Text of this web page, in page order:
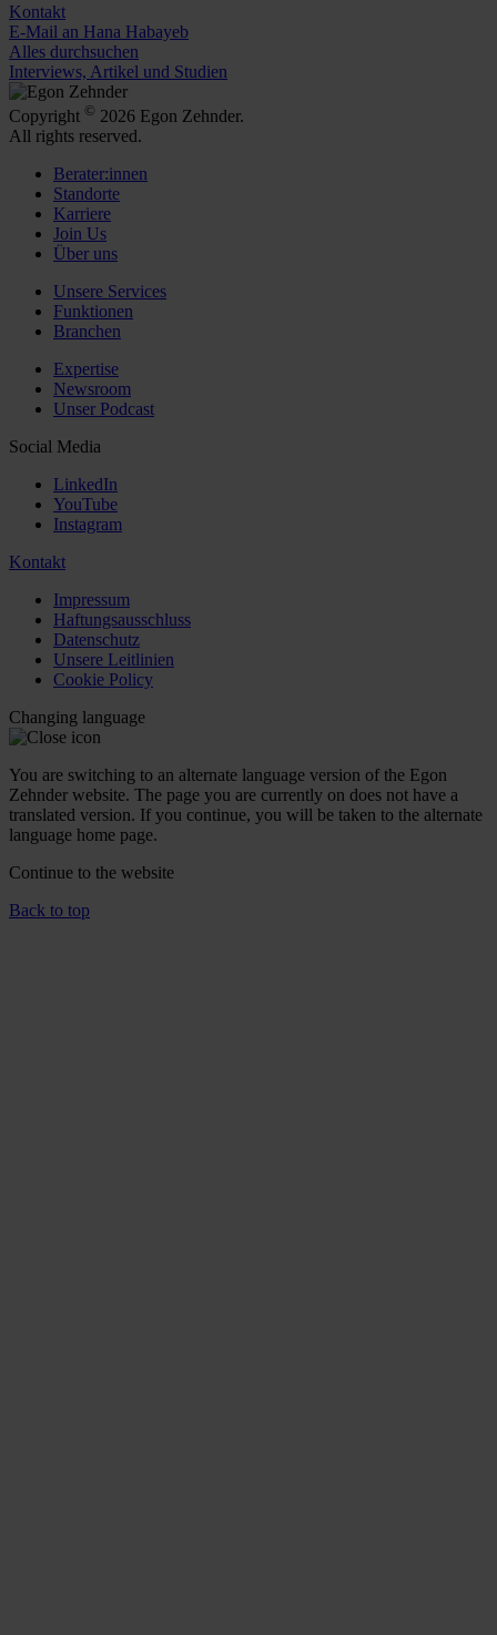
Kontakt
E-Mail an Hana Habayeb
Alles durchsuchen
Interviews, Artikel und Studien
Copyright © 2026 Egon Zehnder.
All rights reserved.
Berater:innen
Standorte
Karriere
Join Us
Über uns
Unsere Services
Funktionen
Branchen
Expertise
Newsroom
Unser Podcast
Social Media
LinkedIn
YouTube
Instagram
Kontakt
Impressum
Haftungsausschluss
Datenschutz
Unsere Leitlinien
Cookie Policy
Changing language
You are switching to an alternate language version of the Egon
Zehnder website. The page you are currently on does not have a
translated version. If you continue, you will be taken to the alternate
language home page.
Continue to the website
Back to top